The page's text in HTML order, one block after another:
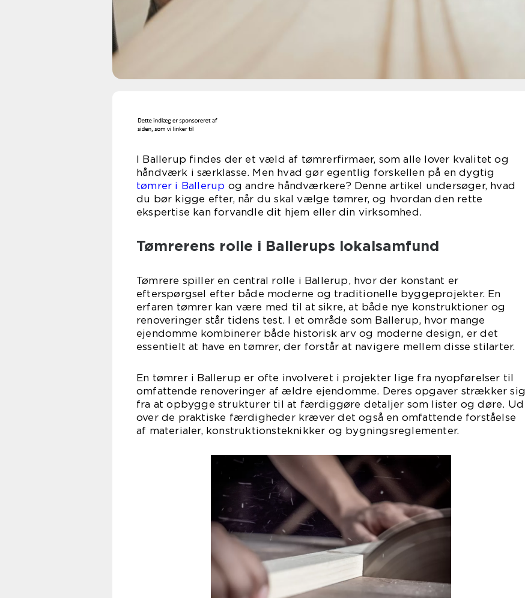
I Ballerup findes der et væld af tømrerfirmaer, som alle lover kvalitet og
håndværk i særklasse. Men hvad gør egentlig forskellen på en dygtig
tømrer i Ballerup og andre håndværkere? Denne artikel undersøger, hvad
du bør kigge efter, når du skal vælge tømrer, og hvordan den rette
ekspertise kan forvandle dit hjem eller din virksomhed.
Tømrerens rolle i Ballerups lokalsamfund
Tømrere spiller en central rolle i Ballerup, hvor der konstant er
efterspørgsel efter både moderne og traditionelle byggeprojekter. En
erfaren tømrer kan være med til at sikre, at både nye konstruktioner og
renoveringer står tidens test. I et område som Ballerup, hvor mange
ejendomme kombinerer både historisk arv og moderne design, er det
essentielt at have en tømrer, der forstår at navigere mellem disse stilarter.
En tømrer i Ballerup er ofte involveret i projekter lige fra nyopførelser til
omfattende renoveringer af ældre ejendomme. Deres opgaver strækker sig
fra at opbygge strukturer til at færdiggøre detaljer som lister og døre. Ud
over de praktiske færdigheder kræver det også en omfattende forståelse
af materialer, konstruktionsteknikker og bygningsreglementer.